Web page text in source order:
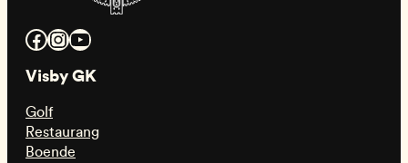
Facebook InstagramYouTube
Visby GK
Golf
Restaurang
Boende